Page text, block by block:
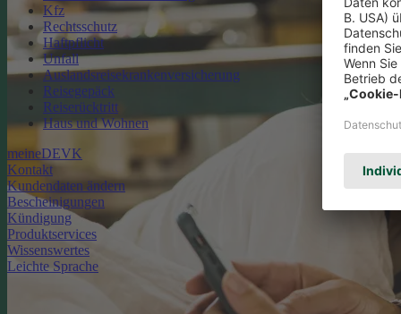
Kfz
Rechtsschutz
Haftpflicht
Unfall
Auslandsreisekrankenversicherung
Reisegepäck
Reiserücktritt
Haus und Wohnen
meineDEVK
Kontakt
Kundendaten ändern
Bescheinigungen
Kündigung
Produktservices
Wissenswertes
Leichte Sprache